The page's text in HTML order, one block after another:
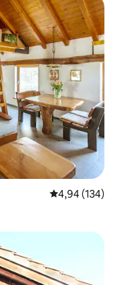
Gemiddelde
4,94 (134)